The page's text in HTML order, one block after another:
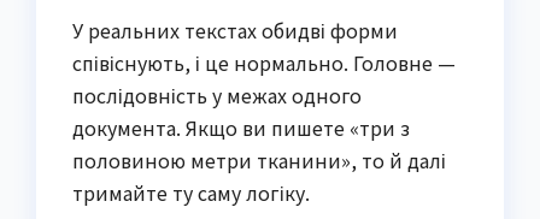
У реальних текстах обидві форми
співіснують, і це нормально. Головне —
послідовність у межах одного
документа. Якщо ви пишете «три з
половиною метри тканини», то й далі
тримайте ту саму логіку.